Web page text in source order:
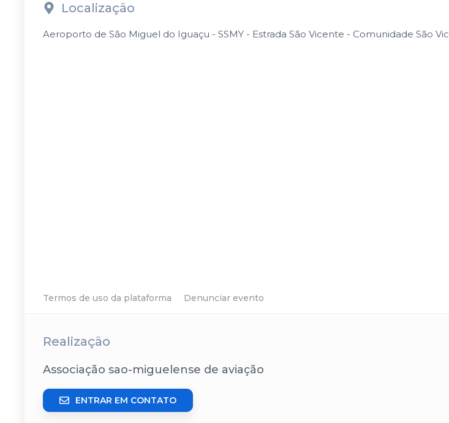
Localização
Aeroporto de São Miguel do Iguaçu - SSMY - Estrada São Vicente - Comunidade São
Termos de uso da plataforma Denunciar evento
Realização
Associação sao-miguelense de aviação
ENTRAR EM CONTATO